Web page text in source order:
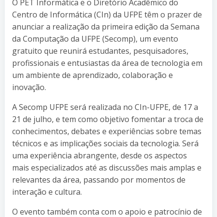
O PET Informática e o Diretório Acadêmico do
Centro de Informática (CIn) da UFPE têm o prazer de
anunciar a realização da primeira edição da Semana
da Computação da UFPE (Secomp), um evento
gratuito que reunirá estudantes, pesquisadores,
profissionais e entusiastas da área de tecnologia em
um ambiente de aprendizado, colaboração e
inovação.
A Secomp UFPE será realizada no CIn-UFPE, de 17 a
21 de julho, e tem como objetivo fomentar a troca de
conhecimentos, debates e experiências sobre temas
técnicos e as implicações sociais da tecnologia. Será
uma experiência abrangente, desde os aspectos
mais especializados até as discussões mais amplas e
relevantes da área, passando por momentos de
interação e cultura.
O evento também conta com o apoio e patrocínio de